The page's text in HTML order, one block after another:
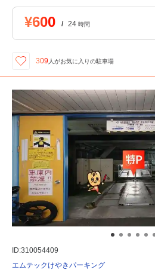
¥600 / 24 時間
309 人がお気に入りの駐車場
ID:310054409
エムテックけやきパーキング